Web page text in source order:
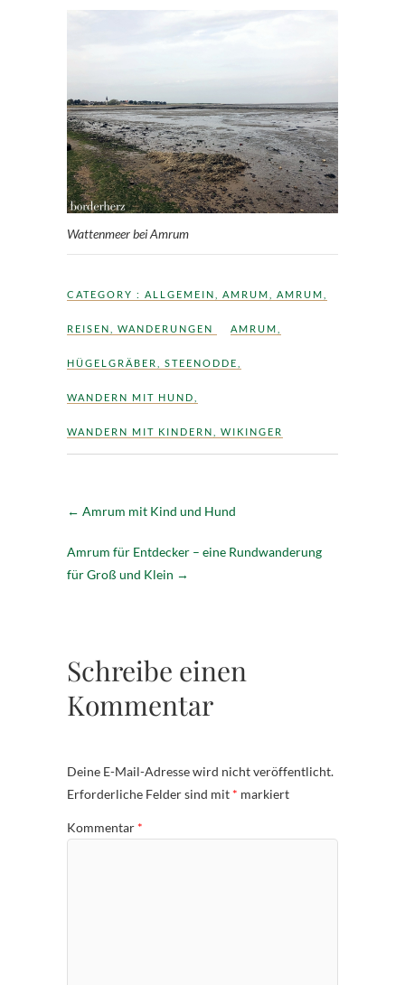
Wattenmeer bei Amrum
CATEGORY : ALLGEMEIN AMRUM AMRUM
REISEN WANDERUNGEN AMRUM
HÜGELGRÄBER STEENODDE
WANDERN MIT HUND
WANDERN MIT KINDERN WIKINGER
← Amrum mit Kind und Hund
Amrum für Entdecker – eine Rundwanderung
für Groß und Klein →
Schreibe einen
Kommentar
Deine E-Mail-Adresse wird nicht veröffentlicht.
Erforderliche Felder sind mit * markiert
Kommentar *